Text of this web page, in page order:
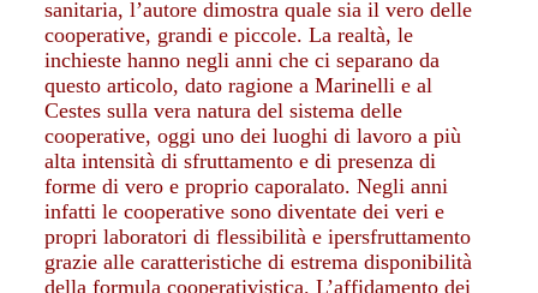
sanitaria, l’autore dimostra quale sia il vero delle
cooperative, grandi e piccole. La realtà, le
inchieste hanno negli anni che ci separano da
questo articolo, dato ragione a Marinelli e al
Cestes sulla vera natura del sistema delle
cooperative, oggi uno dei luoghi di lavoro a più
alta intensità di sfruttamento e di presenza di
forme di vero e proprio caporalato. Negli anni
infatti le cooperative sono diventate dei veri e
propri laboratori di flessibilità e ipersfruttamento
grazie alle caratteristiche di estrema disponibilità
della formula cooperativistica. L’affidamento dei